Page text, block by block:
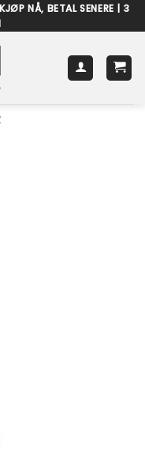
NÅ, BETAL SENERE | 3